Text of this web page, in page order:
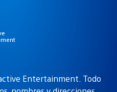
Entertainment. Todo